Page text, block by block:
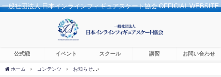
一般社団法人 日本インラインフィギュアスケート協会 OFFICIAL WEBSITE
公式戦 イベント スクール 講習 お問い合わせ
ホーム コンテンツ お知らせ